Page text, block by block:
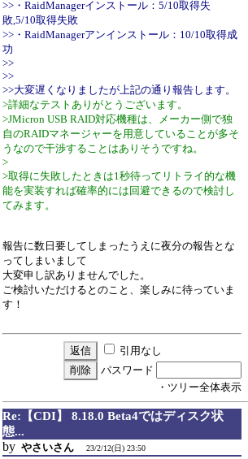
>>・RaidManagerインストール：5/10取得失
敗,5/10取得失敗
>>・RaidManagerアンインストール：10/10取得成
功
>>
>>
>>大変遅くなりましたが上記の通り報告します。
>詳細なテストありがとうございます。
>JMicron USB RAID対応機種は、メーカー側で独
自のRAIDマネージャーを用意していることが多そ
うなので干渉することはありそうですね。
>
>取得に失敗したときは1秒待ってリトライ的な機
能を実装すれば確率的には回避できるので検討し
てみます。
報告に数日要してしまったうえに夜分の報告とな
ってしまいまして
大変申し訳ありませんでした。
ご検討いただけるとのこと、楽しみに待っていま
す！
引用なし
パスワード
・ツリー全体表示
Re:【CDI】 8.18.0 Beta4ではディスク状
態...
by やさいさん 23/2/12(日) 23:50